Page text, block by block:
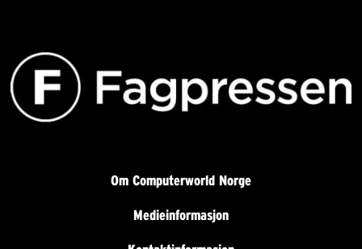
Om Computerworld Norge
Medieinformasjon